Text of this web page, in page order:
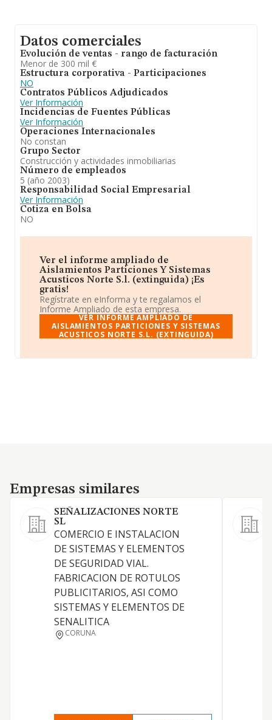
Datos comerciales
Evolución de ventas - rango de facturación
Menor de 300 mil €
Estructura corporativa - Participaciones
NO
Contratos Públicos Adjudicados
Ver Información
Incidencias de Fuentes Públicas
Ver Información
Operaciones Internacionales
No constan
Grupo Sector
Construcción y actividades inmobiliarias
Número de empleados
5 (año 2003)
Responsabilidad Social Empresarial
Ver Información
Cotiza en Bolsa
NO
Ver el informe ampliado de
Aislamientos Particiones Y Sistemas
Acusticos Norte S.l. (extinguida) ¡Es
gratis!
Regístrate en eInforma y te regalamos el
Informe Ampliado de esta empresa.
VER INFORME AMPLIADO DE
AISLAMIENTOS PARTICIONES Y SISTEMAS
ACUSTICOS NORTE S.L. (EXTINGUIDA)
Empresas similares
Empresas similares
SEÑALIZACIONES NORTE
SL
COMERCIO E INSTALACION
DE SISTEMAS Y ELEMENTOS
DE SEGURIDAD VIAL.
FABRICACION DE ROTULOS
PUBLICITARIOS, ASI COMO
SISTEMAS Y ELEMENTOS DE
SENALITICA
CORUNA